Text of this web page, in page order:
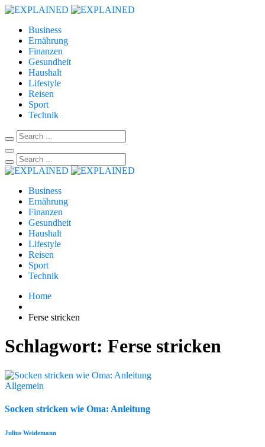
Business
Ernährung
Finanzen
Gesundheit
Haushalt
Lifestyle
Reisen
Sport
Technik
Business
Ernährung
Finanzen
Gesundheit
Haushalt
Lifestyle
Reisen
Sport
Technik
Home
Ferse stricken
Schlagwort: Ferse stricken
Allgemein
Socken stricken wie Oma: Anleitung
Julius Weidemann